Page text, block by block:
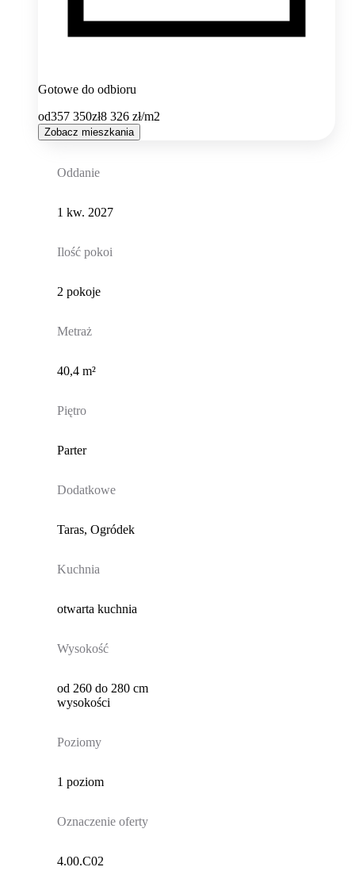
Gotowe do odbioru
od357 350zł8 326 zł/m2
Zobacz mieszkania
Oddanie
1 kw. 2027
Ilość pokoi
2 pokoje
Metraż
40,4 m²
Piętro
Parter
Dodatkowe
Taras, Ogródek
Kuchnia
otwarta kuchnia
Wysokość
od 260 do 280 cm
wysokości
Poziomy
1 poziom
Oznaczenie oferty
4.00.C02